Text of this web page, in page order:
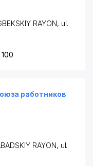
RAYON, ul.
работников
RAYON, ul.